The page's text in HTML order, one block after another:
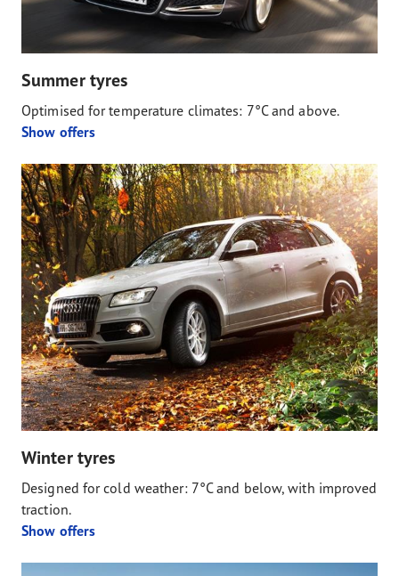
Summer tyres
Optimised for temperature climates: 7°C and above.
Show offers
Winter tyres
Designed for cold weather: 7°C and below, with improved
traction.
Show offers